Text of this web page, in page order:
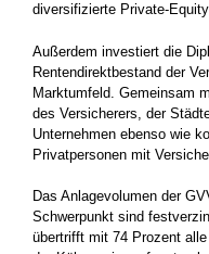
diversifizierte Private-
Außerdem investiert die
Rentendirektbestand der
Marktumfeld. Gemeinsam
des Versicherers, der
Unternehmen ebenso wie
Privatpersonen mit
Das Anlagevolumen der
Schwerpunkt sind
übertrifft mit 74 Prozent